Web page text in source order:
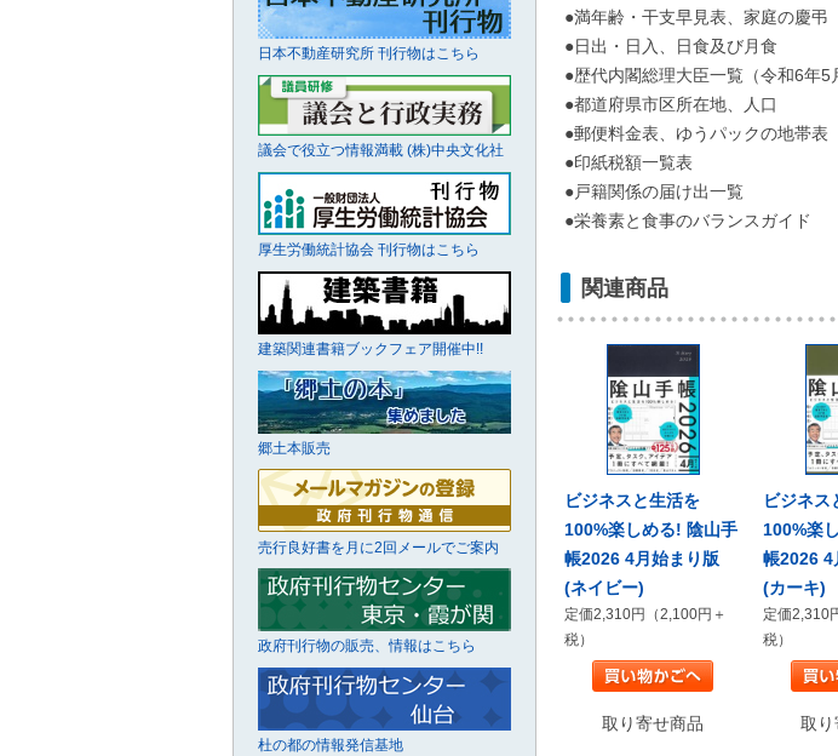
●満年齢・干支早見表、家庭の慶弔
●日出・日入、日食及び月食
●歴代内閣総理大臣一覧（令和6年5
●都道府県市区所在地、人口
●郵便料金表、ゆうパックの地帯表
●印紙税額一覧表
●戸籍関係の届け出一覧
●栄養素と食事のバランスガイド
関連商品
ビジネスと生活を
100%楽しめる! 陰山手
帳2026 4月始まり版
(ネイビー)
定価2,310円（2,100円＋
税）
取り寄せ商品
ビジネス
100%楽
帳2026 4
(カーキ)
定価2,310
税）
取り
日本不動産研究所 刊行物はこちら
議会で役立つ情報満載 (株)中央文化社
厚生労働統計協会 刊行物はこちら
建築関連書籍ブックフェア開催中!!
郷土本販売
売行良好書を月に2回メールでご案内
政府刊行物の販売、情報はこちら
杜の都の情報発信基地